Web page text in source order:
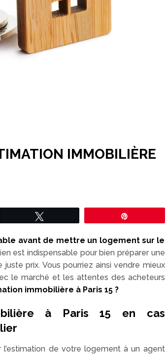
IMMOBILIÈRE
avant de mettre un logement sur le
est indispensable pour bien préparer une
prix. Vous pourriez ainsi vendre mieux
le marché et les attentes des acheteurs
immobilière à Paris 15 ?
à Paris 15 en cas
de votre logement à un agent